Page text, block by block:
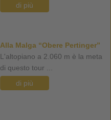
di più
Alla Malga “Obere Pertinger”
L'altopiano a 2.060 m è la meta
di questo tour ...
di più